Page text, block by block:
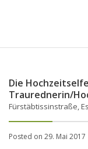
Die
Traurednerin/
Fürstäbtissinstraße,
Posted on 29. Mai 2017